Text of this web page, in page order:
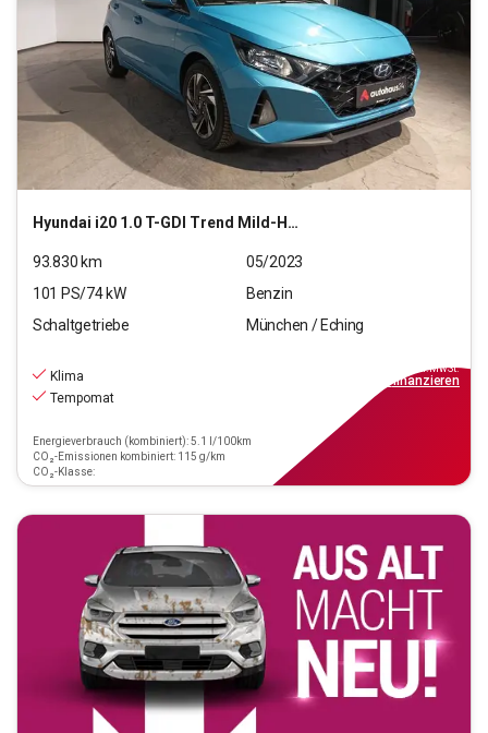
Hyundai i20 1.0 T-GDI Trend Mild-Hybrid
93.830 km
05/2023
101 PS/74kW
Benzin
Schaltgetriebe
München / Eching
Klima
Tempomat
Energieverbrauch (kombiniert): 5.1 l/100km
CO₂-Emissionen kombiniert: 115 g/km
CO₂-Klasse:
inkl.MwSt.
finanzieren